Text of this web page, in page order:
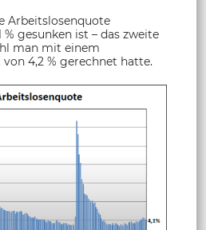
Arbeitslosenquote
% gesunken ist – das zweite
man mit einem
4,2 % gerechnet hatte.